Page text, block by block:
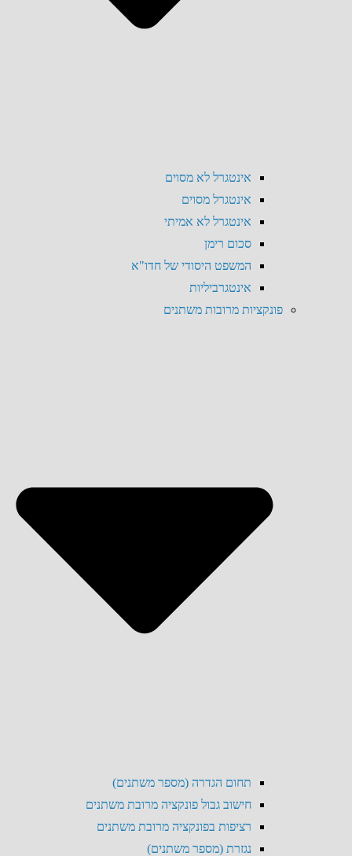
אינטגרל לא מסוים
אינטגרל מסוים
אינטגרל לא אמיתי
סכום רימן
המשפט היסודי של חדו"א
אינטגרביליות
פונקציות מרובות משתנים
תחום הגדרה (מספר משתנים)
חישוב גבול פונקציה מרובת משתנים
רציפות בפונקציה מרובת משתנים
נגזרת (מספר משתנים)